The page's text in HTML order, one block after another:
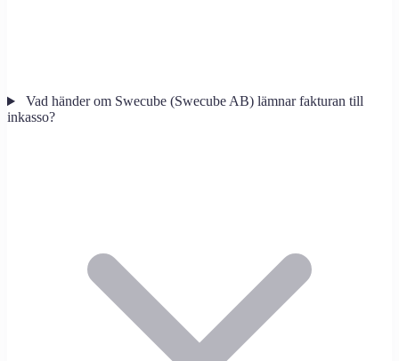
Vad händer om Swecube (Swecube AB) lämnar fakturan till
inkasso?